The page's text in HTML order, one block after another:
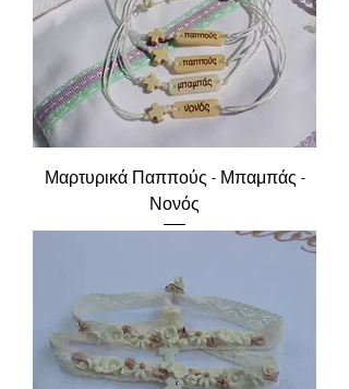
Μαρτυρικά Παππούς - Μπαμπάς -
Νονός